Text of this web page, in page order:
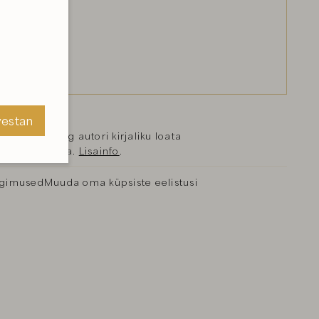
objekt ning autori kirjaliku loata
Lisainfo
Muuda oma küpsiste eelistusi